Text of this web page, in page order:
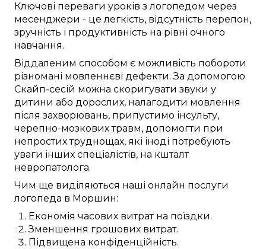
Ключові переваги уроків з логопедом через
месенджери - целегкість, відсутність перепон,
зручність і продуктивність на рівні очного
навчання.
Віддаленим способом є можливість побороти
різномані мовленнєві дефекти.За допомогою
Скайп-сесій можна скоригувати звуки у
дитини або дорослих, налагодити мовлення
після захворювань, припустимо інсульту,
черепно-мозкових травм, допомогти при
непростихтруднощах, які іноді потребують
уваги інших спеціалістів, на кшталт
невропатолога.
Чим ще виділяються наші онлайн послуги
логопеда в Моршин:
Економія часових витратна поїздки.
Зменшення грошових витрат.
Підвищена конфіденційність.